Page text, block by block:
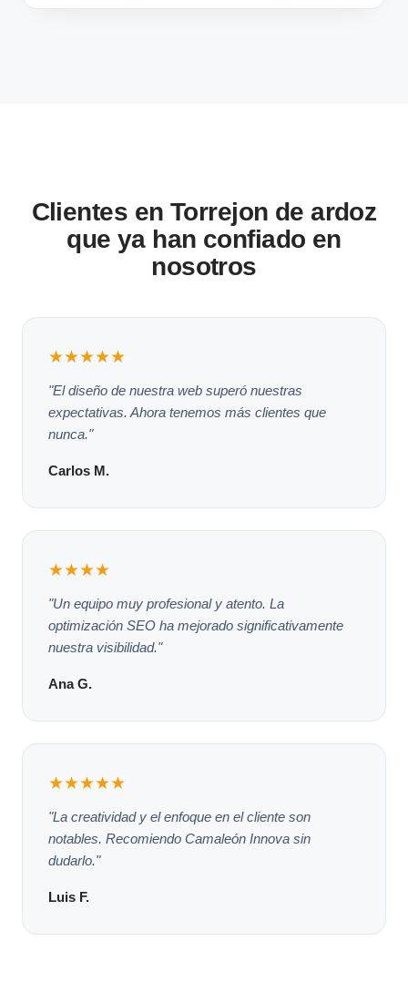
Clientes en Torrejon de ardoz
que ya han confiado en
nosotros
★★★★★
"El diseño de nuestra web superó nuestras
expectativas. Ahora tenemos más clientes que
nunca."
Carlos M.
★★★★
"Un equipo muy profesional y atento. La
optimización SEO ha mejorado significativamente
nuestra visibilidad."
Ana G.
★★★★★
"La creatividad y el enfoque en el cliente son
notables. Recomiendo Camaleón Innova sin
dudarlo."
Luis F.